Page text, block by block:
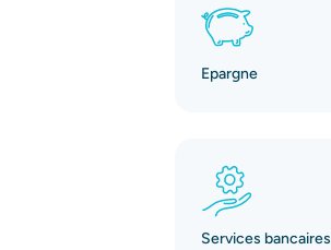
Epargne
Services bancaires